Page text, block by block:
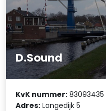
D.Sound
KvK nummer: 83093435
Adres: Langedijk 5